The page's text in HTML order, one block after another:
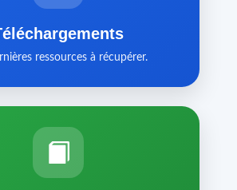
ressources à récupérer.